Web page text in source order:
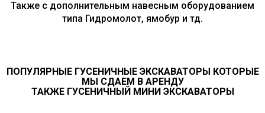
Также с дополнительным навесным оборудованием
типа Гидромолот, ямобур и тд.
ПОПУЛЯРНЫЕ ГУСЕНИЧНЫЕ ЭКСКАВАТОРЫ КОТОРЫЕ
МЫ СДАЕМ В АРЕНДУ
ТАКЖЕ ГУСЕНИЧНЫЙ МИНИ ЭКСКАВАТОРЫ